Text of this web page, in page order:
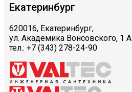
Екатеринбург
620016, Екатеринбург,
ул. Академика Вонсовского, 1 А
тел.: +7 (343) 278-24-90